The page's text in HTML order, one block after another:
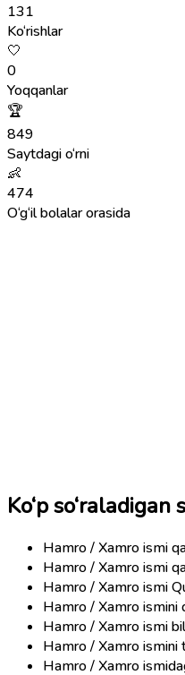
131
Ko‘rishlar
🤍
0
Yoqqanlar
🏆
849
Saytdagi o‘rni
👶
474
O‘g‘il bolalar orasida
Ko‘p so‘raladigan
Hamro / Xamro ismi
Hamro / Xamro ismi
Hamro / Xamro ismi
Hamro / Xamro ismini
Hamro / Xamro ismi
Hamro / Xamro ismini
Hamro / Xamro